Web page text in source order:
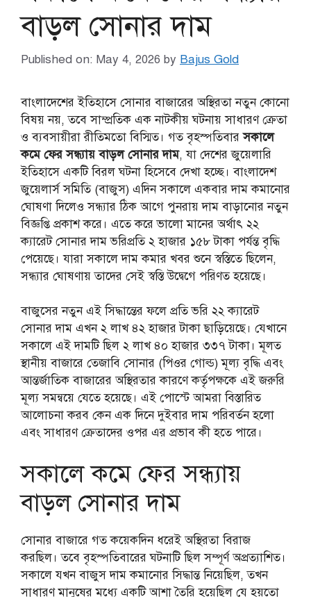
বাড়ল সোনার দাম
Published on: May 4, 2026 by Bajus Gold
বাংলাদেশের ইতিহাসে সোনার বাজারের অস্থিরতা নতুন কোনো
বিষয় নয়, তবে সাম্প্রতিক এক নাটকীয় ঘটনায় সাধারণ ক্রেতা
ও ব্যবসায়ীরা রীতিমতো বিস্মিত। গত বৃহস্পতিবারসকালে
কমে ফের সন্ধ্যায় বাড়ল সোনার দাম, যা দেশের জুয়েলারি
ইতিহাসে একটি বিরল ঘটনা হিসেবে দেখা হচ্ছে। বাংলাদেশ
জুয়েলার্স সমিতি (বাজুস) এদিন সকালে একবার দাম কমানোর
ঘোষণা দিলেও সন্ধ্যার ঠিক আগে পুনরায় দাম বাড়ানোর নতুন
বিজ্ঞপ্তি প্রকাশ করে। এতে করে ভালো মানের অর্থাৎ ২২
ক্যারেট সোনার দাম ভরিপ্রতি ২ হাজার ১৫৮ টাকা পর্যন্ত বৃদ্ধি
পেয়েছে। যারা সকালে দাম কমার খবর শুনে স্বস্তিতে ছিলেন,
সন্ধ্যার ঘোষণায় তাদের সেই স্বস্তি উদ্বেগে পরিণত হয়েছে।
বাজুসের নতুন এই সিদ্ধান্তের ফলে প্রতি ভরি ২২ ক্যারেট
সোনার দাম এখন ২ লাখ ৪২ হাজার টাকা ছাড়িয়েছে। যেখানে
সকালে এই দামটি ছিল ২ লাখ ৪০ হাজার ৩৩৭ টাকা। মূলত
স্থানীয় বাজারে তেজাবি সোনার (পিওর গোল্ড) মূল্য বৃদ্ধি এবং
আন্তর্জাতিক বাজারের অস্থিরতার কারণে কর্তৃপক্ষকে এই জরুরি
মূল্য সমন্বয়ে যেতে হয়েছে। এই পোস্টে আমরা বিস্তারিত
আলোচনা করব কেন এক দিনে দুইবার দাম পরিবর্তন হলো
এবং সাধারণ ক্রেতাদের ওপর এর প্রভাব কী হতে পারে।
সকালে কমে ফের সন্ধ্যায়
বাড়ল সোনার দাম
সোনার বাজারে গত কয়েকদিন ধরেই অস্থিরতা বিরাজ
করছিল। তবে বৃহস্পতিবারের ঘটনাটি ছিল সম্পূর্ণ অপ্রত্যাশিত।
সকালে যখন বাজুস দাম কমানোর সিদ্ধান্ত নিয়েছিল, তখন
সাধারণ মানুষের মধ্যে একটি আশা তৈরি হয়েছিল যে হয়তো